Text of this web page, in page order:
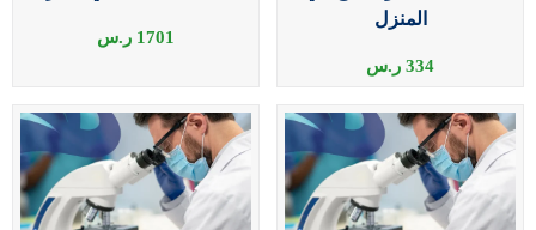
المنزل
334 ر.س
1701 ر.س